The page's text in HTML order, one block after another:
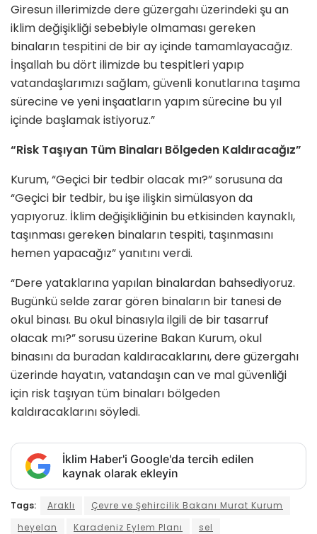
Giresun illerimizde dere güzergahı üzerindeki şu an
iklim değişikliği sebebiyle olmaması gereken
binaların tespitini de bir ay içinde tamamlayacağız.
İnşallah bu dört ilimizde bu tespitleri yapıp
vatandaşlarımızı sağlam, güvenli konutlarına taşıma
sürecine ve yeni inşaatların yapım sürecine bu yıl
içinde başlamak istiyoruz.”
“Risk Taşıyan Tüm Binaları Bölgeden Kaldıracağız”
Kurum, “Geçici bir tedbir olacak mı?” sorusuna da
“Geçici bir tedbir, bu işe ilişkin simülasyon da
yapıyoruz. İklim değişikliğinin bu etkisinden kaynaklı,
taşınması gereken binaların tespiti, taşınmasını
hemen yapacağız” yanıtını verdi.
“Dere yataklarına yapılan binalardan bahsediyoruz.
Bugünkü selde zarar gören binaların bir tanesi de
okul binası. Bu okul binasıyla ilgili de bir tasarruf
olacak mı?” sorusu üzerine Bakan Kurum, okul
binasını da buradan kaldıracaklarını, dere güzergahı
üzerinde hayatın, vatandaşın can ve mal güvenliği
için risk taşıyan tüm binaları bölgeden
kaldıracaklarını söyledi.
İklim Haber'i Google'da tercih edilen
kaynak olarak ekleyin
Tags: Araklı
Çevre ve Şehircilik Bakanı Murat Kurum
heyelan
Karadeniz Eylem Planı sel